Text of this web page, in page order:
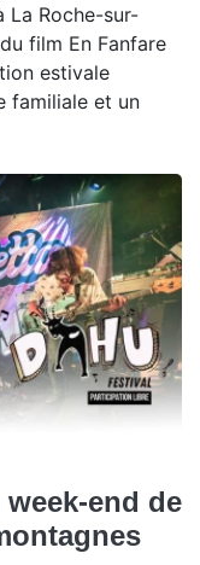
La Roche-sur-
film En Fanfare
estivale
familiale et un
end de